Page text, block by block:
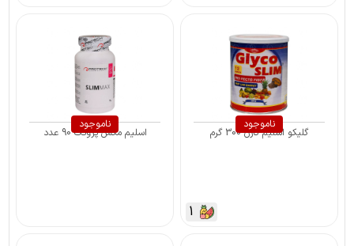
ناموجود
گلیکو اسلیم کارن 300 گرم
1
ناموجود
اسلیم مکس پروتک 90 عدد